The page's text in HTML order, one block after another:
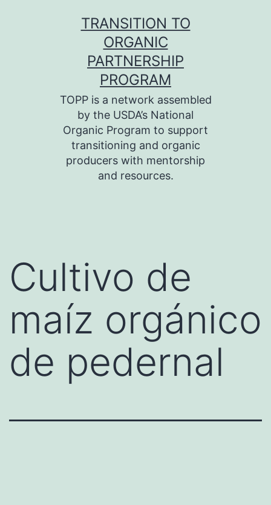
TRANSITION TO
ORGANIC
PARTNERSHIP
PROGRAM
TOPP is a network assembled
by the USDA’s National
Organic Program to support
transitioning and organic
producers with mentorship
and resources.
Cultivo de
maíz orgánico
de pedernal